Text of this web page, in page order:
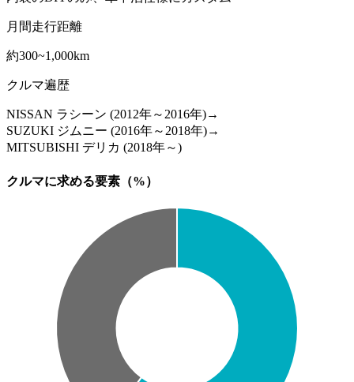
月間走行距離
約300~1,000km
クルマ遍歴
NISSAN ラシーン (2012年～2016年)→
SUZUKI ジムニー (2016年～2018年)→
MITSUBISHI デリカ (2018年～)
クルマに求める要素（%）